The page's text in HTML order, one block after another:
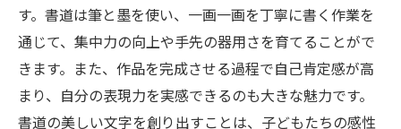
す。書道は筆と墨を使い、一画一画を丁寧に書く作業を
通じて、集中力の向上や手先の器用さを育てることがで
きます。また、作品を完成させる過程で自己肯定感が高
まり、自分の表現力を実感できるのも大きな魅力です。
書道の美しい文字を創り出すことは、子どもたちの感性